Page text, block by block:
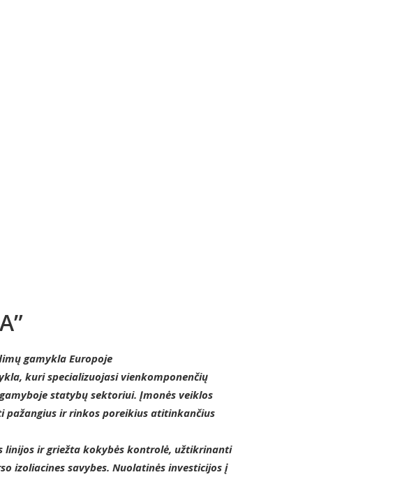
gamykla Europoje
kuri specializuojasi vienkomponenčių
statybų sektoriui. Įmonės veiklos
pažangius ir rinkos poreikius atitinkančius
linijos ir griežta kokybės kontrolė, užtikrinanti
izoliacines savybes. Nuolatinės investicijos į